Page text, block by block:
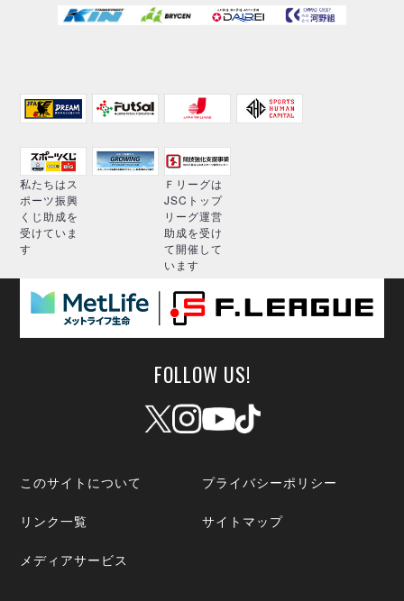
私たちはス
ポーツ振興
くじ助成を
受けていま
す
Ｆリーグは
JSCトップ
リーグ運営
助成を受け
て開催して
います
FOLLOW US!
このサイトについて プライバシーポリシー
リンク一覧 サイトマップ
メディアサービス